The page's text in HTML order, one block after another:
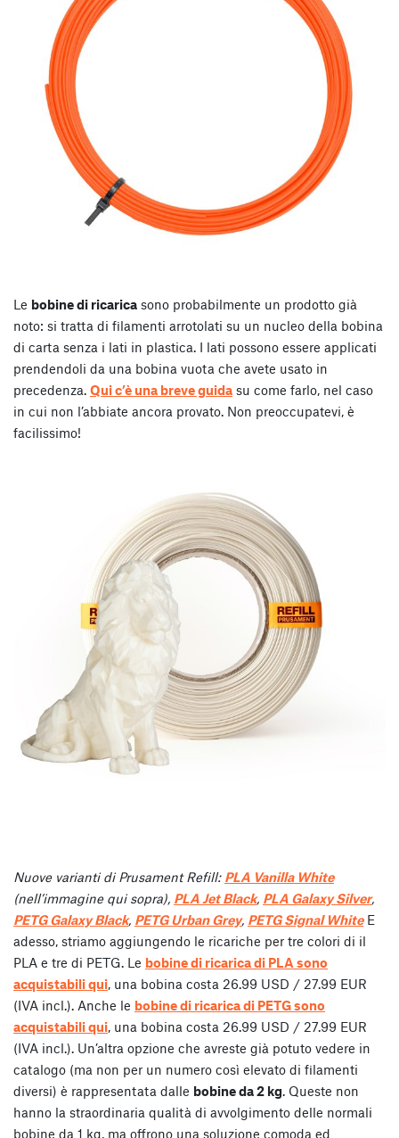
Le bobine di ricarica sono probabilmente un prodotto già
noto: si tratta di filamenti arrotolati su un nucleo della bobina
di carta senza i lati in plastica. I lati possono essere applicati
prendendoli da una bobina vuota che avete usato in
precedenza. Qui c’è una breve guida su come farlo, nel caso
in cui non l’abbiate ancora provato. Non preoccupatevi, è
facilissimo!
Nuove varianti di Prusament Refill: PLA Vanilla White
(nell’immagine qui sopra), PLA Jet Black, PLA Galaxy Silver,
PETG Galaxy Black, PETG Urban Grey, PETG Signal WhiteE
adesso, striamo aggiungendo le ricariche per tre colori di il
PLA e tre di PETG. Le bobine di ricarica di PLA sono
acquistabili qui, una bobina costa 26.99 USD / 27.99 EUR
(IVA incl.). Anche le bobine di ricarica di PETG sono
acquistabili qui, una bobina costa 26.99 USD / 27.99 EUR
(IVA incl.). Un’altra opzione che avreste già potuto vedere in
catalogo (ma non per un numero così elevato di filamenti
diversi) è rappresentata dalle bobine da 2 kg. Queste non
hanno la straordinaria qualità di avvolgimento delle normali
bobine da 1 kg, ma offrono una soluzione comoda ed